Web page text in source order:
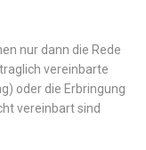
nur dann die Rede
vereinbarte
oder die Erbringung
vereinbart sind